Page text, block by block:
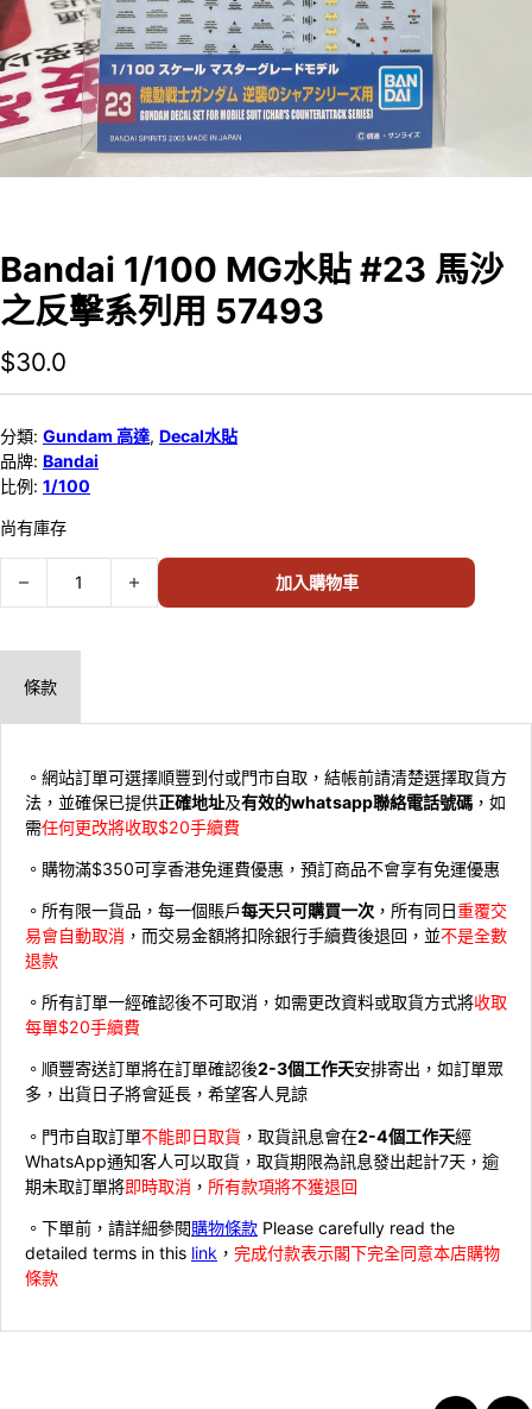
Bandai 1/100 MG水貼 #23 馬沙
之反擊系列用 57493
$30.0
分類: Gundam 高達, Decal水貼
品牌: Bandai
比例: 1/100
尚有庫存
Bandai 1/100 MG水貼 #23 馬沙之反擊系列用 57493 數量
加入購物車
條款
。網站訂單可選擇順豐到付或門市自取，結帳前請清楚選擇取貨方
法，並確保已提供正確地址及有效的whatsapp聯絡電話號碼 ，如
需任何更改將收取$20手續費
。購物滿$350可享香港免運費優惠，預訂商品不會享有免運優惠
。所有限一貨品，每一個賬戶每天只可購買一次 ，所有同日重覆交
易會自動取消 ，而交易金額將扣除銀行手續費後退回，並不是全數
退款
。所有訂單一經確認後不可取消，如需更改資料或取貨方式將收取
每單$20手續費
。順豐寄送訂單將在訂單確認後2-3個工作天安排寄出，如訂單眾
多，出貨日子將會延長，希望客人見諒
。門市自取訂單不能即日取貨 ，取貨訊息會在2-4個工作天經
WhatsApp通知客人可以取貨，取貨期限為訊息發出起計7天，逾
期未取訂單將即時取消 ， 所有款項將不獲退回
。下單前，請詳細參閱購物條款 Please carefully read the
detailed terms in this link ， 完成付款表示閣下完全同意本店購物
條款